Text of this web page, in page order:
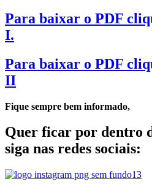
Para baixar o PDF
I.
Para baixar o PDF
II
Fique sempre bem informado,
Quer ficar por dentro
siga nas redes sociais: